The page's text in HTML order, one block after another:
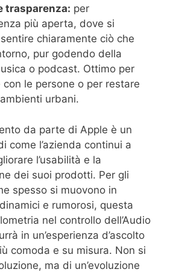
trasparenza: per
più aperta, dove si
chiaramente ciò che
pur godendo della
o podcast. Ottimo per
con le persone o per restare
urbani.
da parte di Apple è un
come l’azienda continui a
l’usabilità e la
dei suoi prodotti. Per gli
spesso si muovono in
e rumorosi, questa
nel controllo dell’Audio
in un’esperienza d’ascolto
comoda e su misura. Non si
ma di un’evoluzione